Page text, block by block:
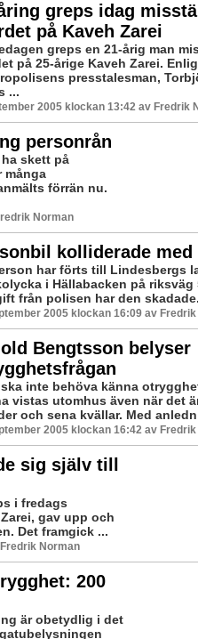
greps idag
på Kaveh Zarei
greps en 21-årig man
på 25-årige Kaveh Zarei.
presstalesman,
...
2005 klockan 13:42 av Fredrik
personrån
skett på
många
förrän nu.
Norman
kolliderade med
har förts till Lindesbergs
i Hällabacken på riksväg
från polisen har den
2005 klockan 16:09 av
Bengtsson belyser
inte behöva känna
vistas utomhus även när det
och sena kvällar. Med
2005 klockan 16:42 av
sig själv till
i fredags
gav upp och
Det framgick ...
Norman
200
är obetydlig i det